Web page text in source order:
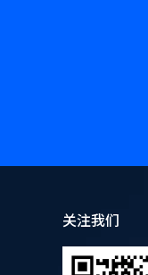
关注我们